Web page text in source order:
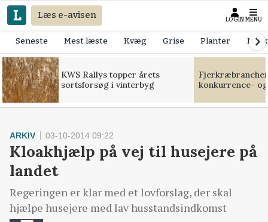
Læs e-avisen LOGIN MENU
Seneste Mest læste Kvæg Grise Planter
KWS Rallys topper årets
sortsforsøg i vinterbyg
konkurrence-
ARKIV 03-10-2014 09:22
Kloakhjælp på vej til husejere på
landet
Regeringen er klar med et lovforslag, der skal
hjælpe husejere med lav husstandsindkomst